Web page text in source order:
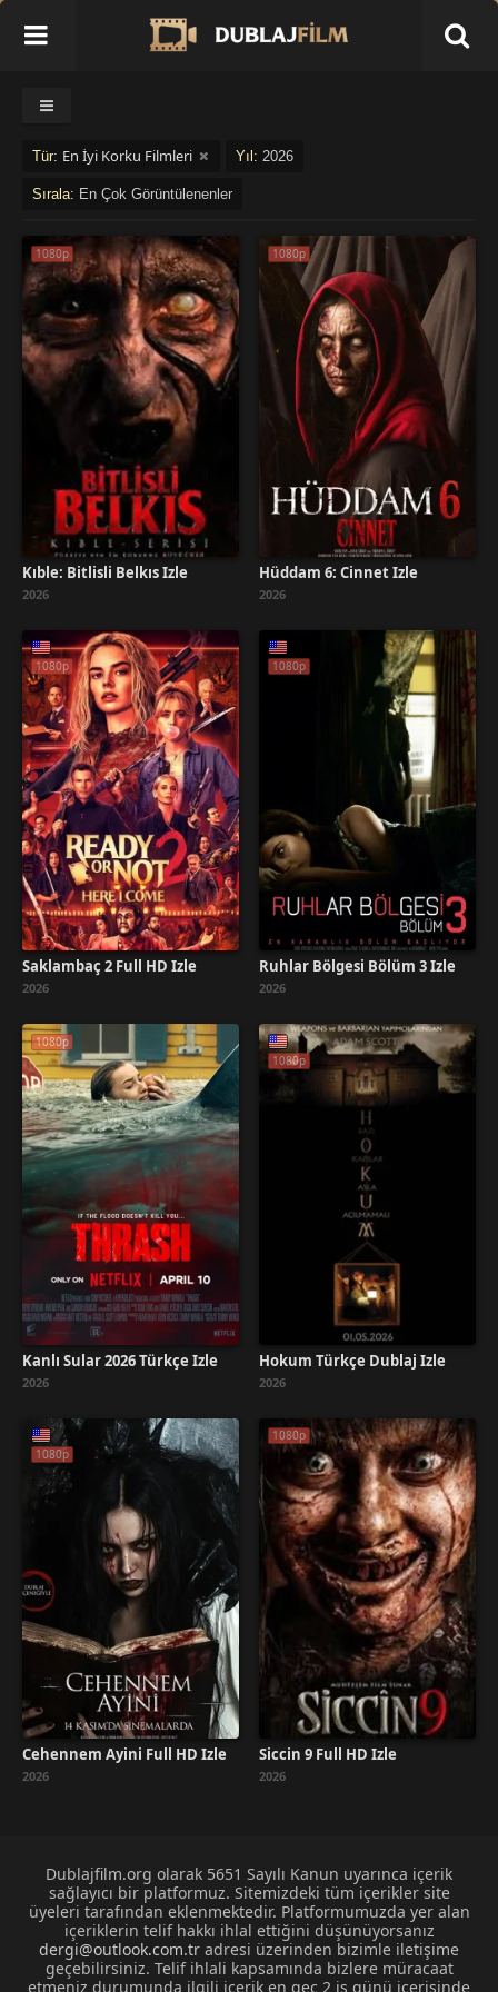
Tür: En İyi Korku Filmleri Yıl: 2026
Sırala: En Çok Görüntülenenler
1080p
Kıble: Bitlisli Belkıs İzle
2026
1080p
Hüddam 6: Cinnet İzle
2026
1080p
Saklambaç 2 Full HD İzle
2026
1080p
Ruhlar Bölgesi Bölüm 3 İzle
2026
1080p
Kanlı Sular 2026 Türkçe İzle
2026
1080p
Hokum Türkçe Dublaj İzle
2026
1080p
Cehennem Ayini Full HD İzle
2026
1080p
Siccin 9 Full HD İzle
2026
Dublajfilm.org olarak 5651 Sayılı Kanun uyarınca içerik
sağlayıcı bir platformuz. Sitemizdeki tüm içerikler site
üyeleri tarafından eklenmektedir. Platformumuzda yer alan
içeriklerin telif hakkı ihlal ettiğini düşünüyorsanız
dergi@outlook.com.tr adresi üzerinden bizimle iletişime
geçebilirsiniz. Telif ihlali kapsamında bizlere müracaat
etmeniz durumunda ilgili içerik en geç 2 iş günü içerisinde